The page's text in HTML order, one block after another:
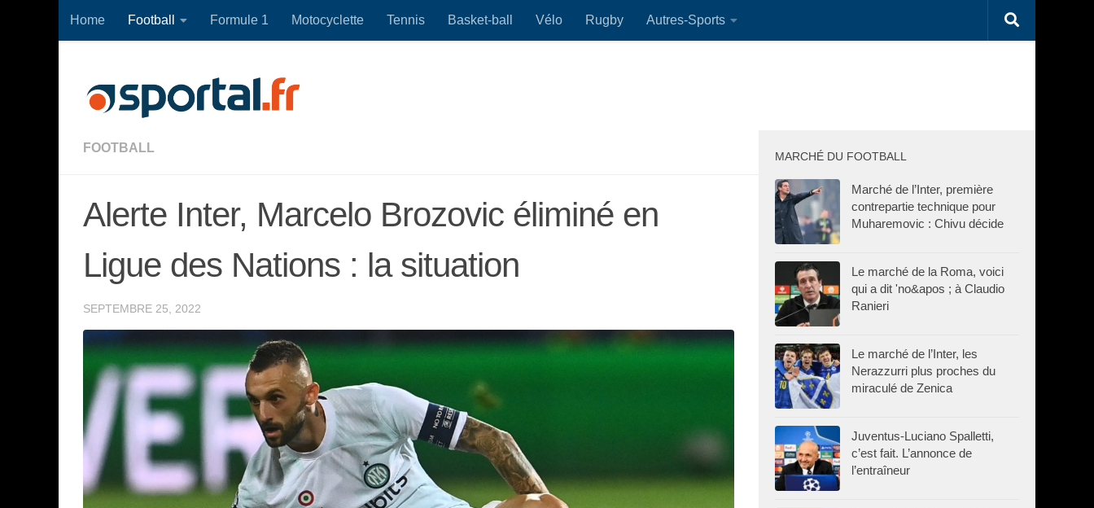
Skip to content
Home Football Formule 1 Motocyclette Tennis Basket-ball Vélo Rugby Autres-Sports
FOOTBALL
Alerte Inter, Marcelo Brozovic éliminé en
Ligue des Nations : la situation
SEPTEMBRE 25, 2022
MARCHÉ DU FOOTBALL
Marché de l’Inter, première
contrepartie technique pour
Muharemovic : Chivu décide
Le marché de la Roma, voici
qui a dit 'no&apos ; à Claudio
Ranieri
Le marché de l’Inter, les
Nerazzurri plus proches du
miraculé de Zenica
Juventus-Luciano Spalletti,
c’est fait. L’annonce de
l’entraîneur